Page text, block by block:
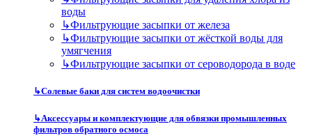
воды
↳Фильтрующие засыпки от железа
↳Фильтрующие засыпки от жёсткой воды для
умягчения
↳Фильтрующие засыпки от сероводорода в воде
↳Солевые баки для систем водоочистки
↳Аксессуары и комплектующие для обвязки промышленных
фильтров обратного осмоса